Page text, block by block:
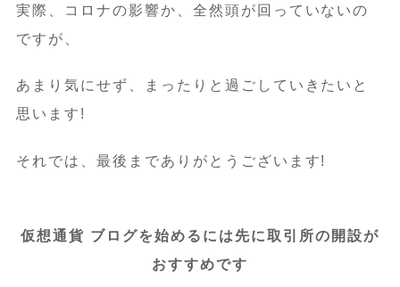
実際、コロナの影響か、全然頭が回っていないの
ですが、
あまり気にせず、まったりと過ごしていきたいと
思います!
それでは、最後までありがとうございます!
仮想通貨 ブログを始めるには先に取引所の開設が
おすすめです